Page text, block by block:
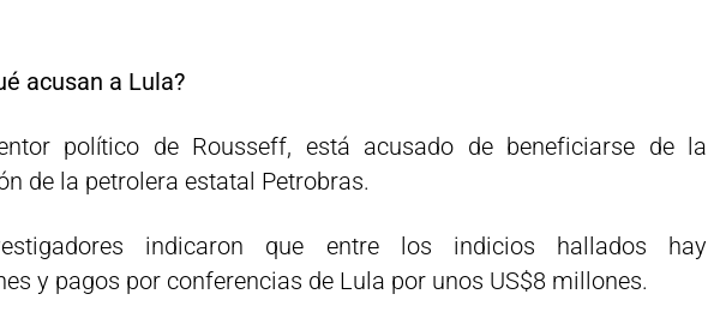
acusan a Lula?
político de Rousseff, está acusado de beneficiarse de la
de la petrolera estatal Petrobras.
indicaron que entre los indicios hallados hay
y pagos por conferencias de Lula por unos US$8 millones.